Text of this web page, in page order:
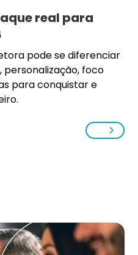
real para
pode se diferenciar
personalização, foco
para conquistar e